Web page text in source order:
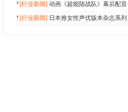
[行业新闻] 动画《超能陆战队》幕后配音
[行业新闻] 日本推女性声优版本杂志系列